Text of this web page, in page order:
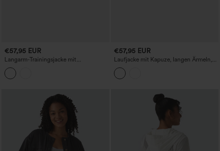
€57,95 EUR
Langarm-Trainingsjacke mit
innenliegendem Kordelzug, schnell
trocknend - UPF40+
€57,95 EUR
Laufjacke mit Kapuze, langen Ärmeln,
kontrastierendem Mesh und Taschen –
UPF50+